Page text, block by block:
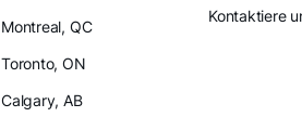
Montreal, QC
Toronto, ON
Calgary, AB
Kontaktiere